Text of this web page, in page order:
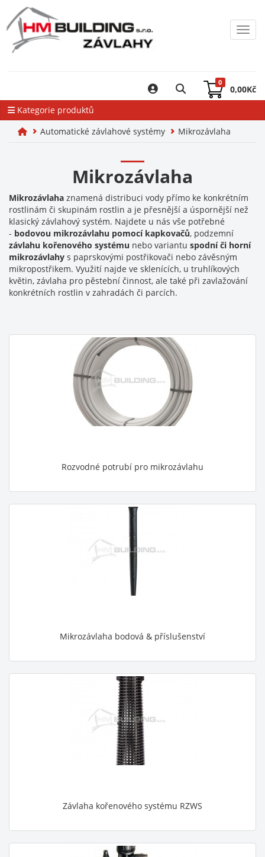
0
0,00Kč
Kategorie produktů
Automatické závlahové systémy
Mikrozávlaha
Mikrozávlaha
Mikrozávlaha znamená distribuci vody přímo ke konkrétním
rostlinám či skupinám rostlin a je přesnější a úspornější než
klasický závlahový systém. Najdete u nás vše potřebné
- bodovou mikrozávlahu pomocí kapkovačů, podzemní
závlahu kořenového systému nebo variantu spodní či horní
mikrozávlahy s paprskovými postřikovači nebo závěsným
mikropostřikem. Využití najde ve sklenících, u truhlíkových
květin, závlaha pro pěstební činnost, ale také při zavlažování
konkrétních rostlin v zahradách či parcích.
Rozvodné potrubí pro mikrozávlahu
Mikrozávlaha bodová & příslušenství
Závlaha kořenového systému RZWS